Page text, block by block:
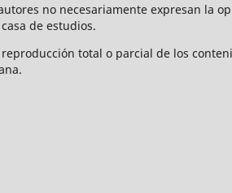
no necesariamente expresan la
de estudios.
total o parcial de los